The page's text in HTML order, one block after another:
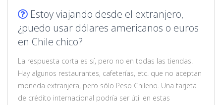
Estoy viajando desde el extranjero,
¿puedo usar dólares americanos o euros
en Chile chico?
La respuesta corta es sí, pero no en todas las tiendas.
Hay algunos restaurantes, cafeterías, etc. que no aceptan
moneda extranjera, pero sólo Peso Chileno. Una tarjeta
de crédito internacional podría ser útil en estas